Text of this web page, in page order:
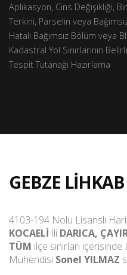
Aplikasyon, Cins Değişikliği,
Terkini, Parselin veya
Hatalı Bağımsız Bölüm veya
Kadastral Yol Sınırlarının
Tespit Tutanağı Hazırlama
GEBZE LİHKAB
4103-194 Nolu Lisanslı
KOCAELİ İli DARICA,
TÜM ilçe sınırları
Mühendisi Sonel YILMAZ